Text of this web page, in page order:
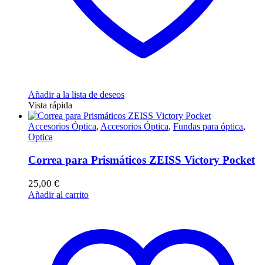
Añadir a la lista de deseos
Vista rápida
Accesorios Óptica, Accesorios Óptica, Fundas para óptica,
Optica
Correa para Prismáticos ZEISS Victory Pocket
25,00 €
Añadir al carrito